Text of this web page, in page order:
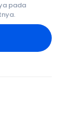
pada